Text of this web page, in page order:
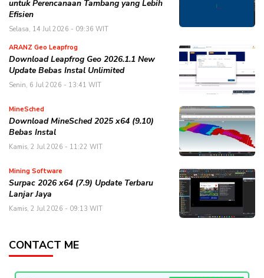
untuk Perencanaan Tambang yang Lebih
Efisien
Selasa, 14 Jul 2026 - 09:36 WIT
ARANZ Geo Leapfrog
Download Leapfrog Geo 2026.1.1 New
Update Bebas Instal Unlimited
Senin, 6 Jul 2026 - 13:41 WIT
MineSched
Download MineSched 2025 x64 (9.10)
Bebas Instal
Kamis, 2 Jul 2026 - 11:22 WIT
Mining Software
Surpac 2026 x64 (7.9) Update Terbaru
Lanjar Jaya
Kamis, 2 Jul 2026 - 09:13 WIT
CONTACT ME